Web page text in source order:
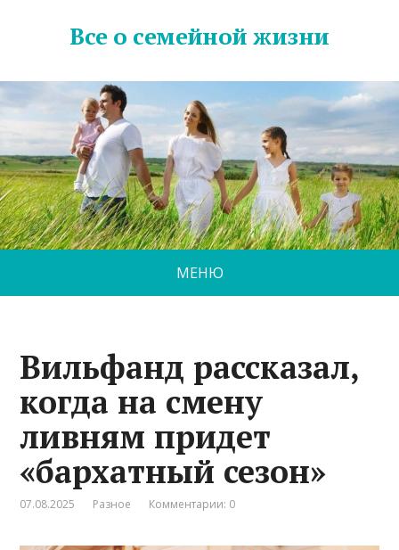
Все о семейной жизни
МЕНЮ
Вильфанд рассказал,
когда на смену
ливням придет
«бархатный сезон»
07.08.2025 Разное Комментарии: 0